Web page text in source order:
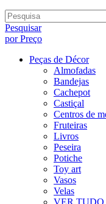
Pesquisar
por Preço
Peças de Décor
Almofadas
Bandejas
Cachepot
Castiçal
Centros de
Fruteiras
Livros
Peseira
Potiche
Toy art
Vasos
Velas
VER TUDO